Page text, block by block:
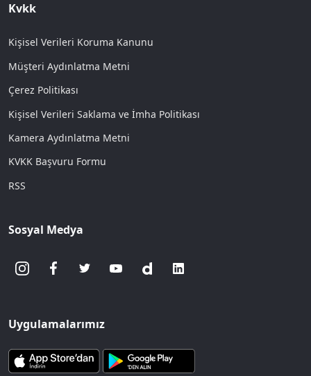
Kvkk
Kişisel Verileri Koruma Kanunu
Müşteri Aydınlatma Metni
Çerez Politikası
Kişisel Verileri Saklama ve İmha Politikası
Kamera Aydınlatma Metni
KVKK Başvuru Formu
RSS
Sosyal Medya
Uygulamalarımız